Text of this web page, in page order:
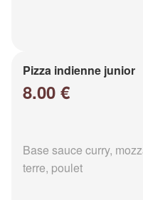
Pizza indienne junior
8.00 €
Base sauce curry,
terre, poulet